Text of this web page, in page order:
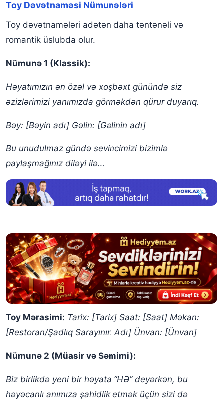
Toy Dəvətnaməsi Nümunələri
Toy dəvətnamələri adətən daha təntənəli və
romantik üslubda olur.
Nümunə 1 (Klassik):
Həyatımızın ən özəl və xoşbəxt günündə siz
əzizlərimizi yanımızda görməkdən qürur duyarıq.
Bəy: [Bəyin adı] Gəlin: [Gəlinin adı]
Bu unudulmaz gündə sevincimizi bizimlə
paylaşmağınız diləyi ilə…
Toy Mərasimi: Tarix: [Tarix] Saat: [Saat] Məkan:
[Restoran/Şadlıq Sarayının Adı] Ünvan: [Ünvan]
Nümunə 2 (Müasir və Səmimi):
Biz birlikdə yeni bir həyata “HƏ” deyərkən, bu
həyəcanlı anımıza şahidlik etmək üçün sizi də